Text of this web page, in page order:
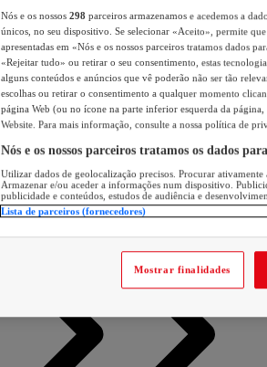
Nós e os nossos 298 parceiros armazenamos e acedemos a
únicos, no seu dispositivo. Se selecionar «Aceito», permite
apresentadas em «Nós e os nossos parceiros tratamos dados
«Rejeitar tudo» ou retirar o seu consentimento, estas
alguns conteúdos e anúncios que vê poderão não ser tão
escolhas ou retirar o consentimento a qualquer momento
página Web (ou no ícone na parte inferior esquerda da página,
Website. Para mais informação, consulte a nossa política de
Nós e os nossos parceiros tratamos os dados
Utilizar dados de geolocalização precisos. Procurar
Armazenar e/ou aceder a informações num dispositivo.
publicidade e conteúdos, estudos de audiência e
Lista de parceiros (fornecedores)
Mostrar finalidades